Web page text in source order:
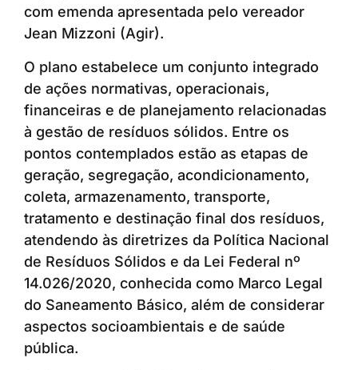
com emenda apresentada pelo vereador
Jean Mizzoni (Agir).
O plano estabelece um conjunto integrado
de ações normativas, operacionais,
financeiras e de planejamento relacionadas
à gestão de resíduos sólidos. Entre os
pontos contemplados estão as etapas de
geração, segregação, acondicionamento,
coleta, armazenamento, transporte,
tratamento e destinação final dos resíduos,
atendendo às diretrizes da Política Nacional
de Resíduos Sólidos e da Lei Federal nº
14.026/2020, conhecida como Marco Legal
do Saneamento Básico, além de considerar
aspectos socioambientais e de saúde
pública.